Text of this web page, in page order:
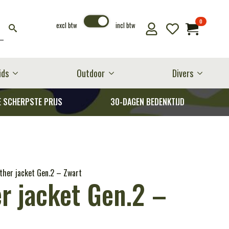
excl btw incl btw 0
Outdoor Divers
SCHERPSTE PRIJS 30-DAGEN BEDENKTIJD
jacket Gen.2 – Zwart
jacket Gen.2 –